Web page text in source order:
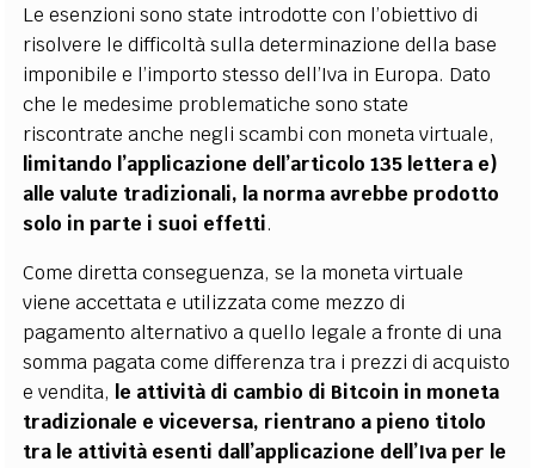
Le esenzioni sono state introdotte con l’obiettivo di
risolvere le difficoltà sulla determinazione della base
imponibile e l’importo stesso dell’Iva in Europa. Dato
che le medesime problematiche sono state
riscontrate anche negli scambi con moneta virtuale,
limitando l’applicazione dell’articolo 135 lettera e)
alle valute tradizionali, la norma avrebbe prodotto
solo in parte i suoi effetti.
Come diretta conseguenza, se la moneta virtuale
viene accettata e utilizzata come mezzo di
pagamento alternativo a quello legale a fronte di una
somma pagata come differenza tra i prezzi di acquisto
e vendita, le attività di cambio di Bitcoin in moneta
tradizionale e viceversa, rientrano a pieno titolo
tra le attività esenti dall’applicazione dell’Iva per le